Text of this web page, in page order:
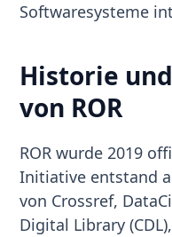
Softwaresysteme
Historie
von ROR
ROR wurde 2019
Initiative entstand
von Crossref,
Digital Library